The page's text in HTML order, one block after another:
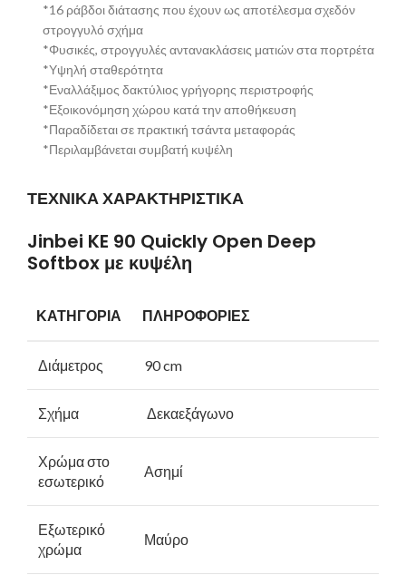
*16 ράβδοι διάτασης που έχουν ως αποτέλεσμα σχεδόν
στρογγυλό σχήμα
*Φυσικές, στρογγυλές αντανακλάσεις ματιών στα πορτρέτα
*Υψηλή σταθερότητα
*Εναλλάξιμος δακτύλιος γρήγορης περιστροφής
*Εξοικονόμηση χώρου κατά την αποθήκευση
*Παραδίδεται σε πρακτική τσάντα μεταφοράς
*Περιλαμβάνεται συμβατή κυψέλη
ΤΕΧΝΙΚΑ ΧΑΡΑΚΤΗΡΙΣΤΙΚΑ
Jinbei KE 90 Quickly Open Deep
Softbox με κυψέλη
ΚΑΤΗΓΟΡΙΑ ΠΛΗΡΟΦΟΡΙΕΣ
Διάμετρος 90 cm
Σχήμα Δεκαεξάγωνο
Χρώμα στο
εσωτερικό
Ασημί
Εξωτερικό
χρώμα
Μαύρο